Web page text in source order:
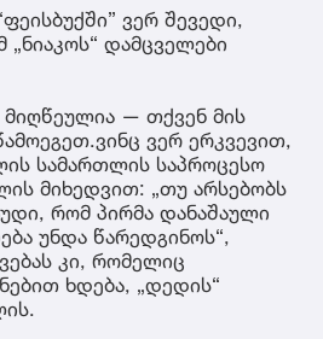
ვერ შევედი,
„ნიაკოს“ დამცველები
— თქვენ მის
ვერ ერკვევით,
სამართლის საპროცესო
მიხედვით: „თუ არსებობს
რომ პირმა დანაშაული
უნდა წარედგინოს“,
კი, რომელიც
ხდება, „დედის“